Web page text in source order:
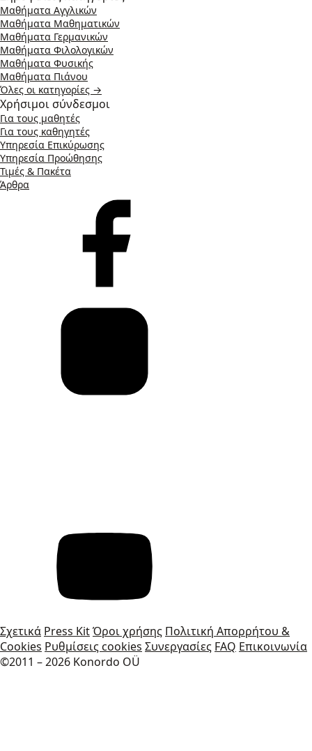
Μαθήματα Αγγλικών
Μαθήματα Μαθηματικών
Μαθήματα Γερμανικών
Μαθήματα Φιλολογικών
Μαθήματα Φυσικής
Μαθήματα Πιάνου
Όλες οι κατηγορίες →
Χρήσιμοι σύνδεσμοι
Για τους μαθητές
Για τους καθηγητές
Υπηρεσία Επικύρωσης
Υπηρεσία Προώθησης
Τιμές & Πακέτα
Άρθρα
Σχετικά Press KitΌροι χρήσης Πολιτική Απορρήτου &
Cookies Ρυθμίσεις cookies Συνεργασίες FAQ Επικοινωνία
©2011 – 2026 Konordo OÜ